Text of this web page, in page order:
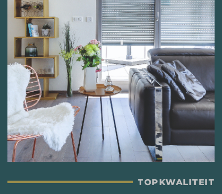
TOPKWALITEIT